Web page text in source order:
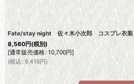
Fate/stay night 佐々木小次郎 コスプレ衣装
8,560円(税別)
[通常販売価格: 10,700円]
(税込 : 9,416円)